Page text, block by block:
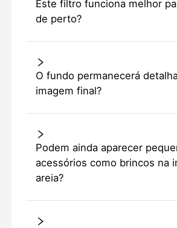
Este filtro funciona melhor
de perto?
O fundo permanecerá
imagem final?
Podem ainda aparecer
acessórios como brincos na
areia?